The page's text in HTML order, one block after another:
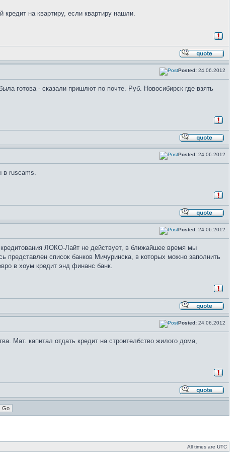
на квартиру, если квартиру нашли.
Posted: 24.06.2012
готова - сказали пришлют по почте. Руб. Новосибирск где взять
Posted: 24.06.2012
в ruscams.
Posted: 24.06.2012
ЛОКО-Лайт не действует, в ближайшее время мы
представлен список банков Мичуринска, в которых можно заполнить
в хоум кредит энд финанс банк.
Posted: 24.06.2012
Мат. капитал отдать кредит на строителбство жилого дома,
All times are UTC